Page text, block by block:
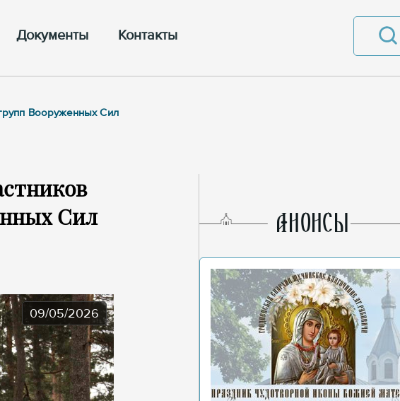
Документы Контакты
Вооруженных Сил
Сил
09/05/2026
AНОНСЫ